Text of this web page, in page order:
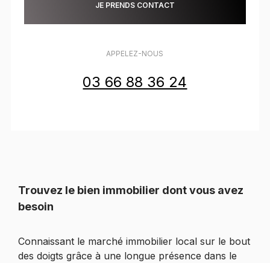
JE PRENDS CONTACT
APPELEZ-NOUS
03 66 88 36 24
Trouvez le bien immobilier dont vous avez
besoin
Connaissant le marché immobilier local sur le bout
des doigts grâce à une longue présence dans le